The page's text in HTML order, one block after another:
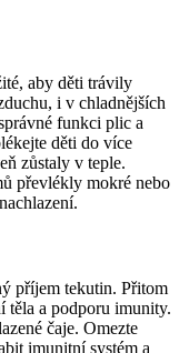
aby děti trávily
i v chladnějších
funkci plic a
děti do více
zůstaly v teple.
převlékly mokré nebo
příjem tekutin. Přitom
těla a podporu imunity.
čaje. Omezte
imunitní systém a